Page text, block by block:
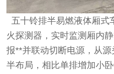
五十铃排半易燃液体厢式
火探测器，实时监测厢内
报**并联动切断电源，从
半布局，相比单排增加小